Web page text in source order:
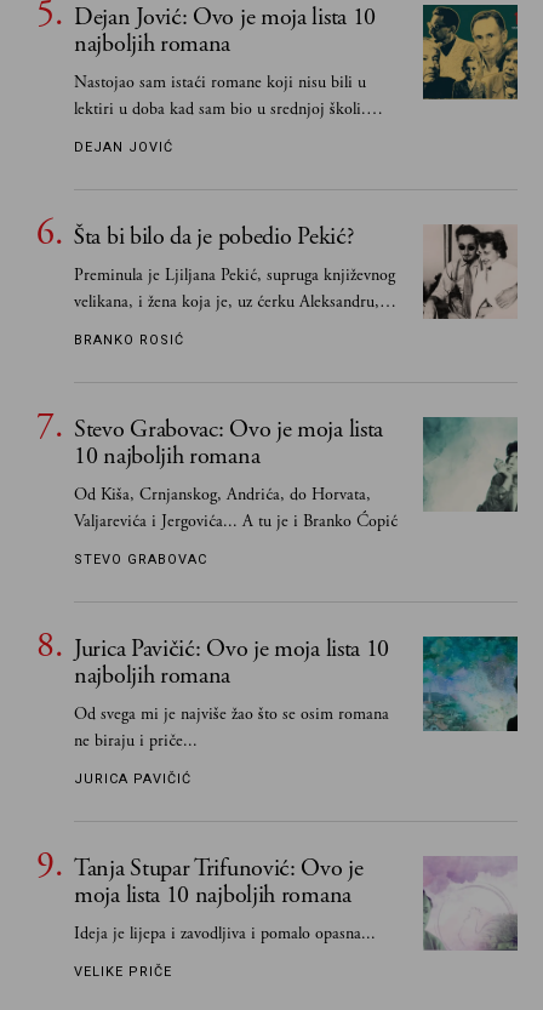
Dejan Jović: Ovo je moja lista 10
najboljih romana
Nastojao sam istaći romane koji nisu bili u
lektiri u doba kad sam bio u srednjoj školi.
Smatrao sam da su "klasici" već dovoljno
DEJAN JOVIĆ
Šta bi bilo da je pobedio Pekić?
Preminula je Ljiljana Pekić, supruga književnog
velikana, i žena koja je, uz ćerku Aleksandru,
vodila računa o zaostavštini pisca. Ovu priču o
poznavale
BRANKO ROSIĆ
Stevo Grabovac: Ovo je moja lista
10 najboljih romana
Od Kiša, Crnjanskog, Andrića, do Horvata,
Valjarevića i Jergovića... A tu je i Branko Ćopić
STEVO GRABOVAC
Jurica Pavičić: Ovo je moja lista 10
najboljih romana
Od svega mi je najviše žao što se osim romana
ne biraju i priče...
JURICA PAVIČIĆ
Tanja Stupar Trifunović: Ovo je
moja lista 10 najboljih romana
Ideja je lijepa i zavodljiva i pomalo opasna...
VELIKE PRIČE